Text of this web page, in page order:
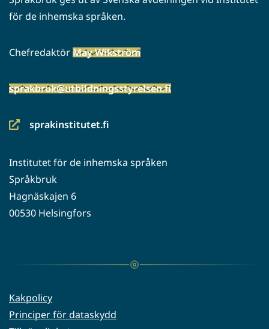
för de inhemska språken.
ChefredaktörMay Wikström
sprakbruk@utbildningsstyrelsen.fi
sprakinstitutet.fi
(siirryt
palveluun)
Institutet för de inhemska språken
Språkbruk
Hagnäskajen 6
00530 Helsingfors
Kakpolicy
Principer för dataskydd